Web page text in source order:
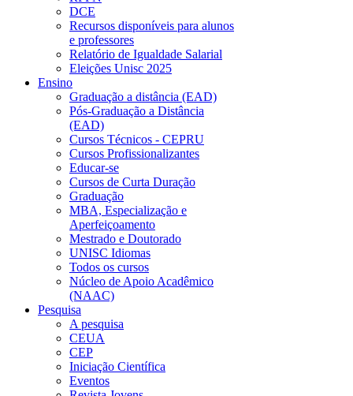
DCE
Recursos disponíveis para alunos
e professores
Relatório de Igualdade Salarial
Eleições Unisc 2025
Ensino
Graduação a distância (EAD)
Pós-Graduação a Distância
(EAD)
Cursos Técnicos - CEPRU
Cursos Profissionalizantes
Educar-se
Cursos de Curta Duração
Graduação
MBA, Especialização e
Aperfeiçoamento
Mestrado e Doutorado
UNISC Idiomas
Todos os cursos
Núcleo de Apoio Acadêmico
(NAAC)
Pesquisa
A pesquisa
CEUA
CEP
Iniciação Científica
Eventos